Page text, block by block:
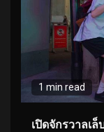
1 min read
เปิดจักรวาลเล็